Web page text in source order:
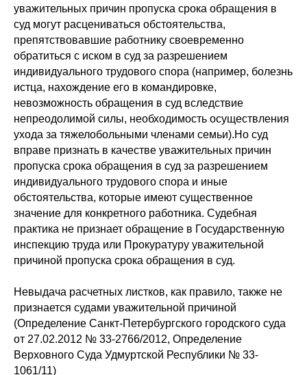
уважительных причин пропуска срока обращения в
суд могут расцениваться обстоятельства,
препятствовавшие работнику своевременно
обратиться с иском в суд за разрешением
индивидуального трудового спора (например, болезнь
истца, нахождение его в командировке,
невозможность обращения в суд вследствие
непреодолимой силы, необходимость осуществления
ухода за тяжелобольными членами семьи).Но суд
вправе признать в качестве уважительных причин
пропуска срока обращения в суд за разрешением
индивидуального трудового спора и иные
обстоятельства, которые имеют существенное
значение для конкретного работника. Судебная
практика не признает обращение в Государственную
инспекцию труда или Прокуратуру уважительной
причиной пропуска срока обращения в суд.
Невыдача расчетных листков, как правило, также не
признается судами уважительной причиной
(Определение Санкт-Петербургского городского суда
от 27.02.2012 № 33-2766/2012, Определение
Верховного Суда Удмуртской Республики № 33-
1061/11)